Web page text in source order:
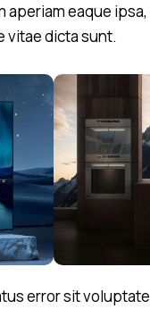
eaque
vitae dicta sunt.
error sit